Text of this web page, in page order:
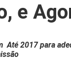
e
Até 2017 para